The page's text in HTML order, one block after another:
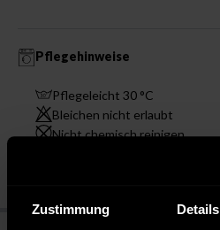
Zustimmung Details
Pflegehinweise
Pflegeleicht 30 °C
Bleichen nicht erlaubt
Nicht chemisch reinigen